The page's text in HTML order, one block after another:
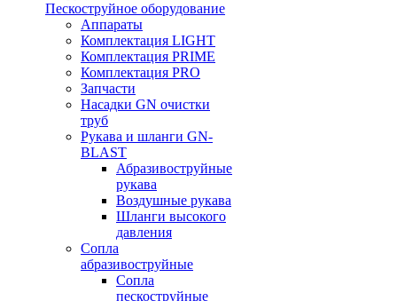
Пескоструйное оборудование
Аппараты
Комплектация LIGHT
Комплектация PRIME
Комплектация PRO
Запчасти
Насадки GN очистки
труб
Рукава и шланги GN-
BLAST
Абразивоструйные
рукава
Воздушные рукава
Шланги высокого
давления
Сопла
абразивоструйные
Сопла
пескоструйные